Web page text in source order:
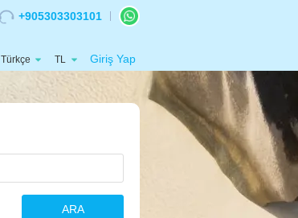
+905303303101
Türkçe TL Giriş Yap
ARA